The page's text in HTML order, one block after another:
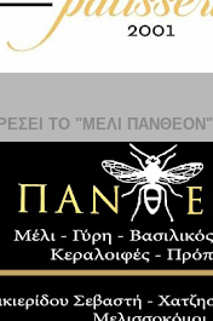
ΤΟ "ΜΕΛΙ ΠΑΝΘΕΟΝ"